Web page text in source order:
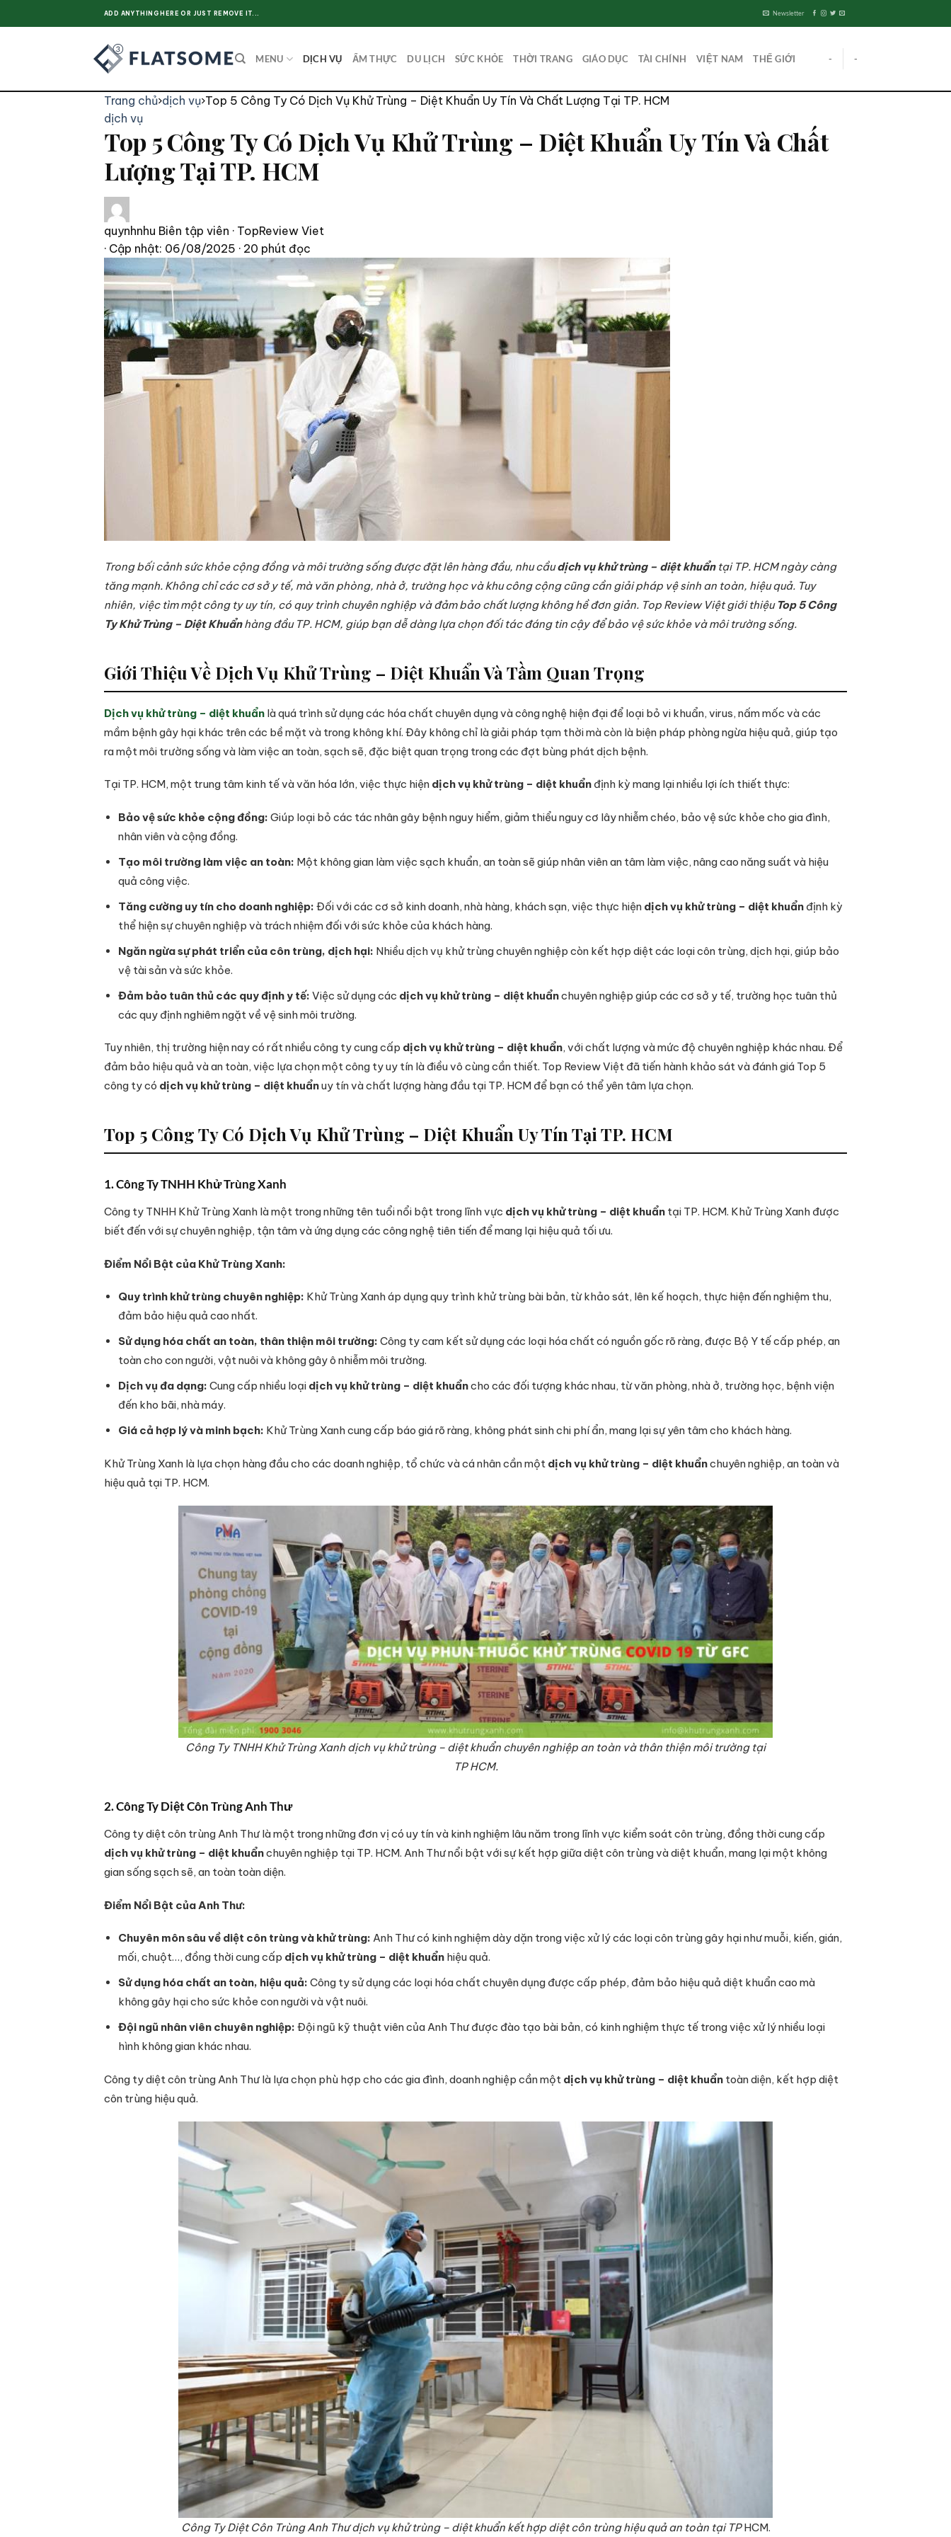
to
ADD ANYTHING HERE OR JUST REMOVE IT... Newsletter
MENU DỊCH VỤ ẨM THỰC DU LỊCH SỨC KHỎE THỜI TRANG GIÁO DỤC TÀI CHÍNH VIỆT NAM THẾ GIỚI - -
Trang chủ›dịch vụ›Top 5 Công Ty Có Dịch Vụ Khử Trùng – Diệt Khuẩn Uy Tín Và Chất Lượng Tại TP. HCM
dịch vụ
Top 5 Công Ty Có Dịch Vụ Khử Trùng – Diệt Khuẩn Uy Tín Và Chất
Lượng Tại TP. HCM
quynhnhu Biên tập viên · TopReview Viet
· Cập nhật: 06/08/2025 · 20 phút đọc
Trong bối cảnh sức khỏe cộng đồng và môi trường sống được đặt lên hàng đầu, nhu cầudịch vụ khử trùng – diệt khuẩntại TP. HCM ngày càng
tăng mạnh. Không chỉ các cơ sở y tế, mà văn phòng, nhà ở, trường học và khu công cộng cũng cần giải pháp vệ sinh an toàn, hiệu quả. Tuy
nhiên, việc tìm một công ty uy tín, có quy trình chuyên nghiệp và đảm bảo chất lượng không hề đơn giản. Top Review Việt giới thiệu Top 5 Công
Ty Khử Trùng – Diệt Khuẩnhàng đầu TP. HCM, giúp bạn dễ dàng lựa chọn đối tác đáng tin cậy để bảo vệ sức khỏe và môi trường sống.
Giới Thiệu Về Dịch Vụ Khử Trùng – Diệt Khuẩn Và Tầm Quan Trọng
Dịch vụ khử trùng – diệt khuẩn là quá trình sử dụng các hóa chất chuyên dụng và công nghệ hiện đại để loại bỏ vi khuẩn, virus, nấm mốc và các
mầm bệnh gây hại khác trên các bề mặt và trong không khí. Đây không chỉ là giải pháp tạm thời mà còn là biện pháp phòng ngừa hiệu quả, giúp tạo
ra một môi trường sống và làm việc an toàn, sạch sẽ, đặc biệt quan trọng trong các đợt bùng phát dịch bệnh.
Tại TP. HCM, một trung tâm kinh tế và văn hóa lớn, việc thực hiện dịch vụ khử trùng – diệt khuẩn định kỳ mang lại nhiều lợi ích thiết thực:
Bảo vệ sức khỏe cộng đồng: Giúp loại bỏ các tác nhân gây bệnh nguy hiểm, giảm thiểu nguy cơ lây nhiễm chéo, bảo vệ sức khỏe cho gia đình,
nhân viên và cộng đồng.
Tạo môi trường làm việc an toàn: Một không gian làm việc sạch khuẩn, an toàn sẽ giúp nhân viên an tâm làm việc, nâng cao năng suất và hiệu
quả công việc.
Tăng cường uy tín cho doanh nghiệp: Đối với các cơ sở kinh doanh, nhà hàng, khách sạn, việc thực hiện dịch vụ khử trùng – diệt khuẩnđịnh kỳ
thể hiện sự chuyên nghiệp và trách nhiệm đối với sức khỏe của khách hàng.
Ngăn ngừa sự phát triển của côn trùng, dịch hại: Nhiều dịch vụ khử trùng chuyên nghiệp còn kết hợp diệt các loại côn trùng, dịch hại, giúp bảo
vệ tài sản và sức khỏe.
Đảm bảo tuân thủ các quy định y tế: Việc sử dụng các dịch vụ khử trùng – diệt khuẩnchuyên nghiệp giúp các cơ sở y tế, trường học tuân thủ
các quy định nghiêm ngặt về vệ sinh môi trường.
Tuy nhiên, thị trường hiện nay có rất nhiều công ty cung cấp dịch vụ khử trùng – diệt khuẩn, với chất lượng và mức độ chuyên nghiệp khác nhau. Để
đảm bảo hiệu quả và an toàn, việc lựa chọn một công ty uy tín là điều vô cùng cần thiết. Top Review Việt đã tiến hành khảo sát và đánh giá Top 5
công ty có dịch vụ khử trùng – diệt khuẩnuy tín và chất lượng hàng đầu tại TP. HCM để bạn có thể yên tâm lựa chọn.
Top 5 Công Ty Có Dịch Vụ Khử Trùng – Diệt Khuẩn Uy Tín Tại TP. HCM
1. Công Ty TNHH Khử Trùng Xanh
Công ty TNHH Khử Trùng Xanh là một trong những tên tuổi nổi bật trong lĩnh vực dịch vụ khử trùng – diệt khuẩn tại TP. HCM. Khử Trùng Xanh được
biết đến với sự chuyên nghiệp, tận tâm và ứng dụng các công nghệ tiên tiến để mang lại hiệu quả tối ưu.
Điểm Nổi Bật của Khử Trùng Xanh:
Quy trình khử trùng chuyên nghiệp: Khử Trùng Xanh áp dụng quy trình khử trùng bài bản, từ khảo sát, lên kế hoạch, thực hiện đến nghiệm thu,
đảm bảo hiệu quả cao nhất.
Sử dụng hóa chất an toàn, thân thiện môi trường: Công ty cam kết sử dụng các loại hóa chất có nguồn gốc rõ ràng, được Bộ Y tế cấp phép, an
toàn cho con người, vật nuôi và không gây ô nhiễm môi trường.
Dịch vụ đa dạng: Cung cấp nhiều loại dịch vụ khử trùng – diệt khuẩncho các đối tượng khác nhau, từ văn phòng, nhà ở, trường học, bệnh viện
đến kho bãi, nhà máy.
Giá cả hợp lý và minh bạch: Khử Trùng Xanh cung cấp báo giá rõ ràng, không phát sinh chi phí ẩn, mang lại sự yên tâm cho khách hàng.
Khử Trùng Xanh là lựa chọn hàng đầu cho các doanh nghiệp, tổ chức và cá nhân cần một dịch vụ khử trùng – diệt khuẩnchuyên nghiệp, an toàn và
hiệu quả tại TP. HCM.
Công Ty TNHH Khử Trùng Xanh dịch vụ khử trùng – diệt khuẩn chuyên nghiệp an toàn và thân thiện môi trường tại
TP HCM.
2. Công Ty Diệt Côn Trùng Anh Thư
Công ty diệt côn trùng Anh Thư là một trong những đơn vị có uy tín và kinh nghiệm lâu năm trong lĩnh vực kiểm soát côn trùng, đồng thời cung cấp
dịch vụ khử trùng – diệt khuẩnchuyên nghiệp tại TP. HCM. Anh Thư nổi bật với sự kết hợp giữa diệt côn trùng và diệt khuẩn, mang lại một không
gian sống sạch sẽ, an toàn toàn diện.
Điểm Nổi Bật của Anh Thư:
Chuyên môn sâu về diệt côn trùng và khử trùng: Anh Thư có kinh nghiệm dày dặn trong việc xử lý các loại côn trùng gây hại như muỗi, kiến, gián,
mối, chuột…, đồng thời cung cấp dịch vụ khử trùng – diệt khuẩnhiệu quả.
Sử dụng hóa chất an toàn, hiệu quả: Công ty sử dụng các loại hóa chất chuyên dụng được cấp phép, đảm bảo hiệu quả diệt khuẩn cao mà
không gây hại cho sức khỏe con người và vật nuôi.
Đội ngũ nhân viên chuyên nghiệp: Đội ngũ kỹ thuật viên của Anh Thư được đào tạo bài bản, có kinh nghiệm thực tế trong việc xử lý nhiều loại
hình không gian khác nhau.
Công ty diệt côn trùng Anh Thư là lựa chọn phù hợp cho các gia đình, doanh nghiệp cần một dịch vụ khử trùng – diệt khuẩn toàn diện, kết hợp diệt
côn trùng hiệu quả.
Công Ty Diệt Côn Trùng Anh Thư dịch vụ khử trùng – diệt khuẩn kết hợp diệt côn trùng hiệu quả an toàn tại TPHCM.